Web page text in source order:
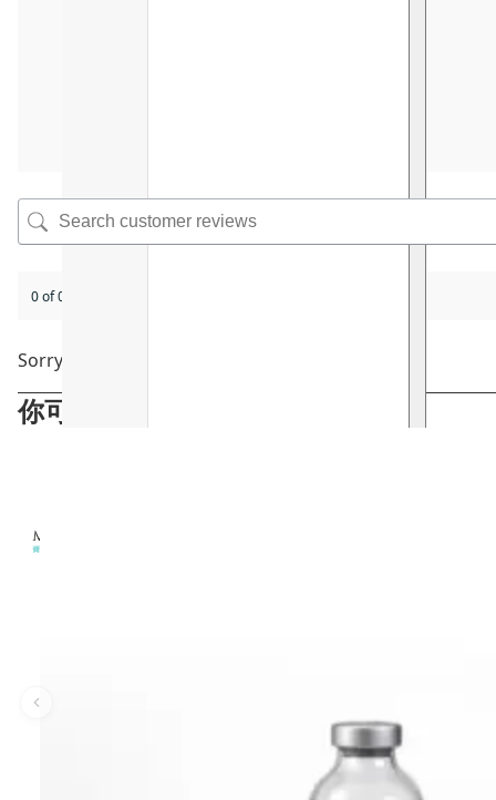
0 of 0 reviews
Sorry, no reviews match your current selections
你可能會喜歡